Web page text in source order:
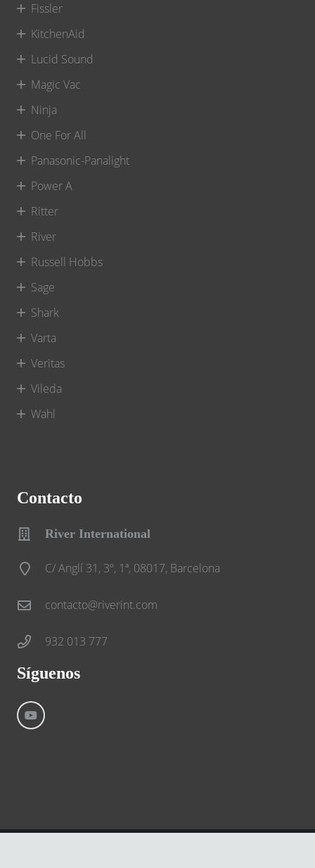
Fissler
KitchenAid
Lucid Sound
Magic Vac
Ninja
One For All
Panasonic-Panalight
Power A
Ritter
River
Russell Hobbs
Sage
Shark
Varta
Veritas
Vileda
Wahl
Contacto
River International
C/ Anglí 31, 3º, 1ª, 08017, Barcelona
contacto@riverint.com
932 013 777
Síguenos